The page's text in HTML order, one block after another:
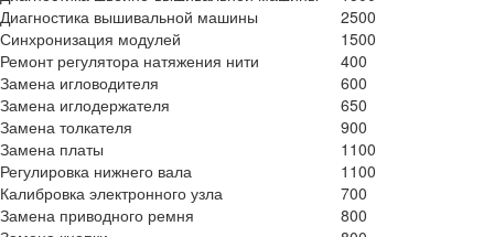
Диагностика вышивальной машины
2500
Синхронизация модулей
1500
Ремонт регулятора натяжения нити
400
Замена игловодителя
600
Замена иглодержателя
650
Замена толкателя
900
Замена платы
1100
Регулировка нижнего вала
1100
Калибровка электронного узла
700
Замена приводного ремня
800